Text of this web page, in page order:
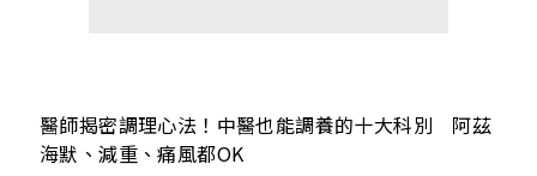
醫師揭密調理心法！中醫也能調養的十大科別 阿茲
海默、減重、痛風都OK